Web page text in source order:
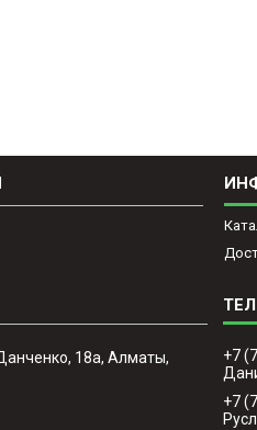
18а, Алматы,
+7
+7